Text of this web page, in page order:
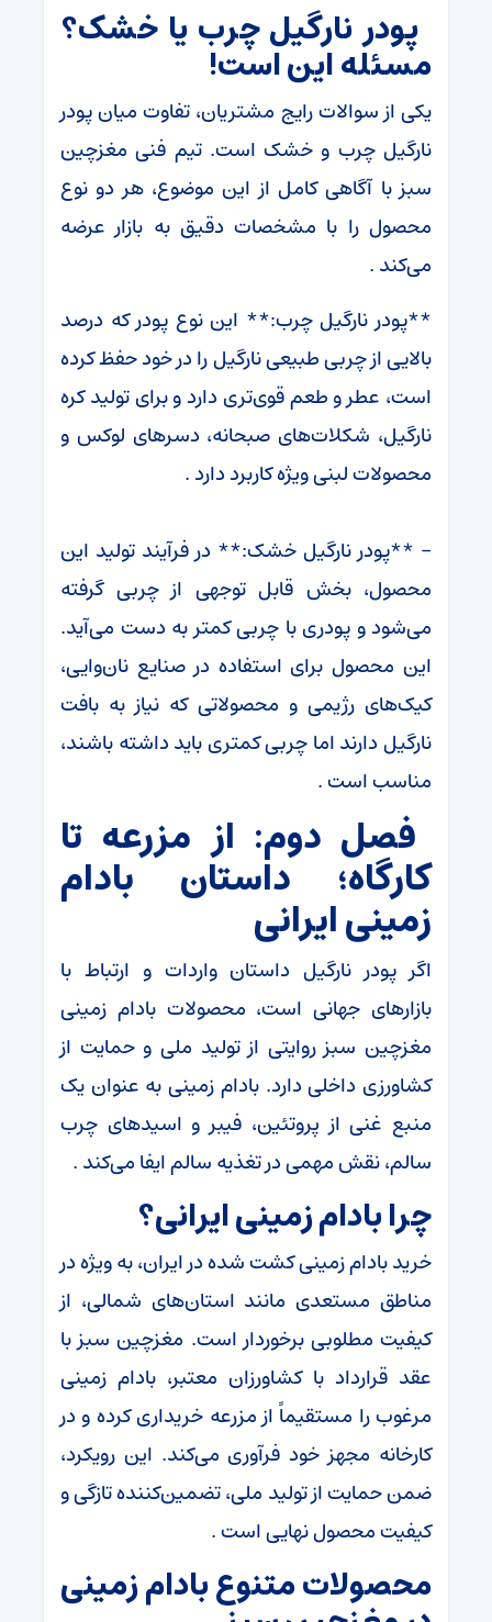
پودر نارگیل چرب یا خشک؟
مسئله این است!
یکی از سوالات رایج مشتریان، تفاوت میان پودر
نارگیل چرب و خشک است. تیم فنی مغزچین
سبز با آگاهی کامل از این موضوع، هر دو نوع
محصول را با مشخصات دقیق به بازار عرضه
می‌کند .
**پودر نارگیل چرب:** این نوع پودر که درصد
بالایی از چربی طبیعی نارگیل را در خود حفظ کرده
است، عطر و طعم قوی‌تری دارد و برای تولید کره
نارگیل، شکلات‌های صبحانه، دسرهای لوکس و
محصولات لبنی ویژه کاربرد دارد .
– **پودر نارگیل خشک:** در فرآیند تولید این
محصول، بخش قابل توجهی از چربی گرفته
می‌شود و پودری با چربی کمتر به دست می‌آید.
این محصول برای استفاده در صنایع نان‌وایی،
کیک‌های رژیمی و محصولاتی که نیاز به بافت
نارگیل دارند اما چربی کمتری باید داشته باشند،
مناسب است .
فصل دوم: از مزرعه تا
کارگاه؛ داستان بادام
زمینی ایرانی
اگر پودر نارگیل داستان واردات و ارتباط با
بازارهای جهانی است، محصولات بادام زمینی
مغزچین سبز روایتی از تولید ملی و حمایت از
کشاورزی داخلی دارد. بادام زمینی به عنوان یک
منبع غنی از پروتئین، فیبر و اسیدهای چرب
سالم، نقش مهمی در تغذیه سالم ایفا می‌کند .
چرا بادام زمینی ایرانی؟
خرید بادام زمینی کشت شده در ایران، به ویژه در
مناطق مستعدی مانند استان‌های شمالی، از
کیفیت مطلوبی برخوردار است. مغزچین سبز با
عقد قرارداد با کشاورزان معتبر، بادام زمینی
مرغوب را مستقیماً از مزرعه خریداری کرده و در
کارخانه مجهز خود فرآوری می‌کند. این رویکرد،
ضمن حمایت از تولید ملی، تضمین‌کننده تازگی و
کیفیت محصول نهایی است .
محصولات متنوع بادام زمینی